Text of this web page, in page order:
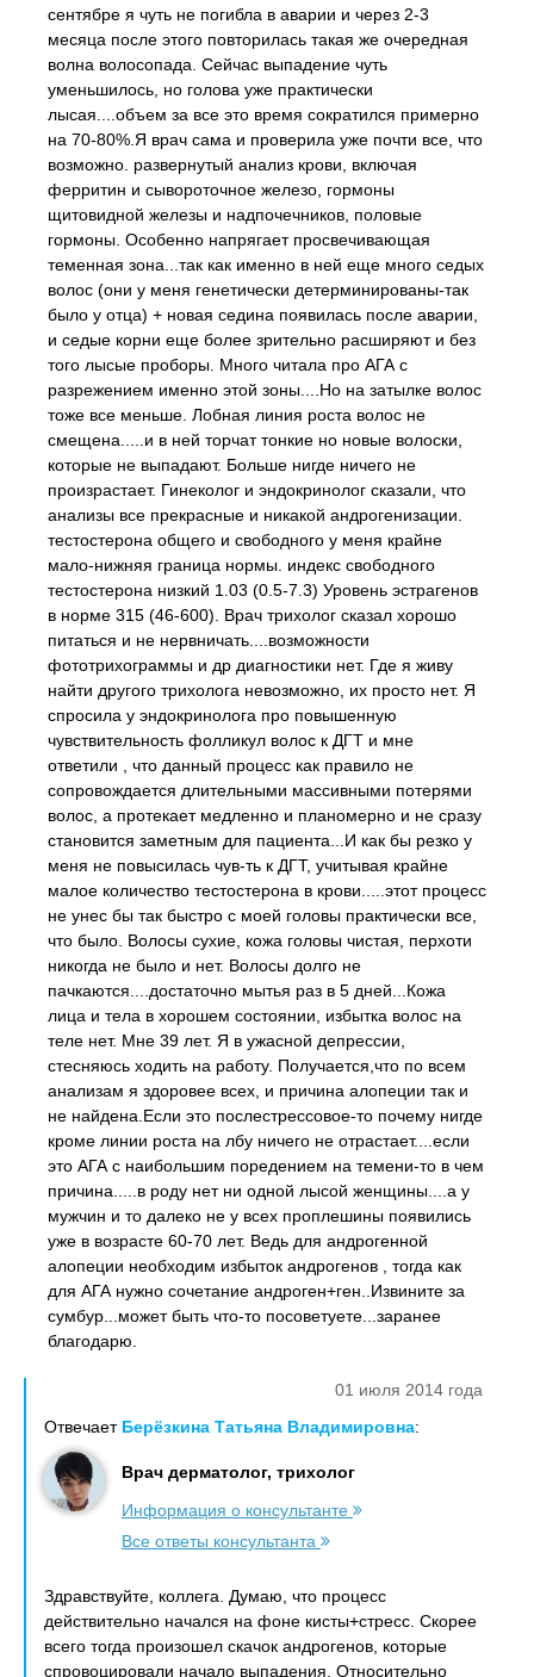
сентябре я чуть не погибла в аварии и через 2-3
месяца после этого повторилась такая же очередная
волна волосопада. Сейчас выпадение чуть
уменьшилось, но голова уже практически
лысая....объем за все это время сократился примерно
на 70-80%.Я врач сама и проверила уже почти все, что
возможно. развернутый анализ крови, включая
ферритин и сывороточное железо, гормоны
щитовидной железы и надпочечников, половые
гормоны. Особенно напрягает просвечивающая
теменная зона...так как именно в ней еще много седых
волос (они у меня генетически детерминированы-так
было у отца) + новая седина появилась после аварии,
и седые корни еще более зрительно расширяют и без
того лысые проборы. Много читала про АГА с
разрежением именно этой зоны....Но на затылке волос
тоже все меньше. Лобная линия роста волос не
смещена.....и в ней торчат тонкие но новые волоски,
которые не выпадают. Больше нигде ничего не
произрастает. Гинеколог и эндокринолог сказали, что
анализы все прекрасные и никакой андрогенизации.
тестостерона общего и свободного у меня крайне
мало-нижняя граница нормы. индекс свободного
тестостерона низкий 1.03 (0.5-7.3) Уровень эстрагенов
в норме 315 (46-600). Врач трихолог сказал хорошо
питаться и не нервничать....возможности
фототрихограммы и др диагностики нет. Где я живу
найти другого трихолога невозможно, их просто нет. Я
спросила у эндокринолога про повышенную
чувствительность фолликул волос к ДГТ и мне
ответили , что данный процесс как правило не
сопровождается длительными массивными потерями
волос, а протекает медленно и планомерно и не сразу
становится заметным для пациента...И как бы резко у
меня не повысилась чув-ть к ДГТ, учитывая крайне
малое количество тестостерона в крови.....этот процесс
не унес бы так быстро с моей головы практически все,
что было. Волосы сухие, кожа головы чистая, перхоти
никогда не было и нет. Волосы долго не
пачкаются....достаточно мытья раз в 5 дней...Кожа
лица и тела в хорошем состоянии, избытка волос на
теле нет. Мне 39 лет. Я в ужасной депрессии,
стесняюсь ходить на работу. Получается,что по всем
анализам я здоровее всех, и причина алопеции так и
не найдена.Если это послестрессовое-то почему нигде
кроме линии роста на лбу ничего не отрастает....если
это АГА с наибольшим поредением на темени-то в чем
причина.....в роду нет ни одной лысой женщины....а у
мужчин и то далеко не у всех проплешины появились
уже в возрасте 60-70 лет. Ведь для андрогенной
алопеции необходим избыток андрогенов , тогда как
для АГА нужно сочетание андроген+ген..Извините за
сумбур...может быть что-то посоветуете...заранее
благодарю.
01 июля 2014 года
Отвечает Берёзкина Татьяна Владимировна:
Врач дерматолог, трихолог
Информация о консультанте
Все ответы консультанта
Здравствуйте, коллега. Думаю, что процесс
действительно начался на фоне кисты+стресс. Скорее
всего тогда произошел скачок андрогенов, которые
спровоцировали начало выпадения. Относительно